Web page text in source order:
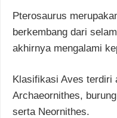
Pterosaurus
berkembang dari
akhirnya mengalami
Klasifikasi Aves terdiri
Archaeornithes,
serta Neornithes.